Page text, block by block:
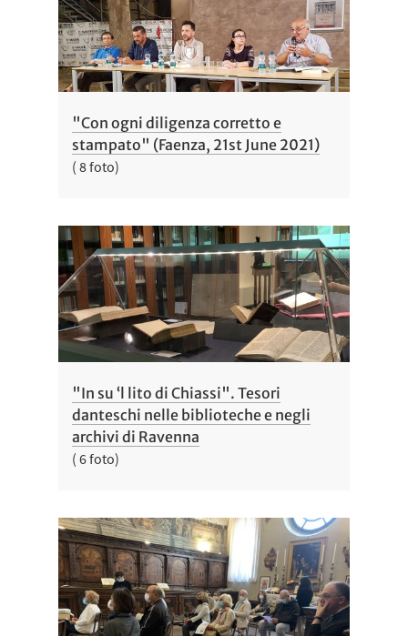
"Con ogni diligenza corretto e
stampato" (Faenza, 21st June 2021)
( 8 foto)
"In su ‘l lito di Chiassi". Tesori
danteschi nelle biblioteche e negli
archivi di Ravenna
( 6 foto)